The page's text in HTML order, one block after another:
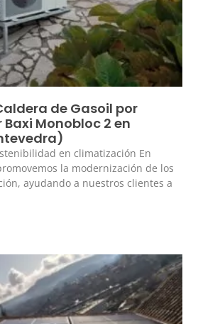
de Gasoil por
Monobloc 2 en
en climatización En
la modernización de los
ayudando a nuestros clientes a